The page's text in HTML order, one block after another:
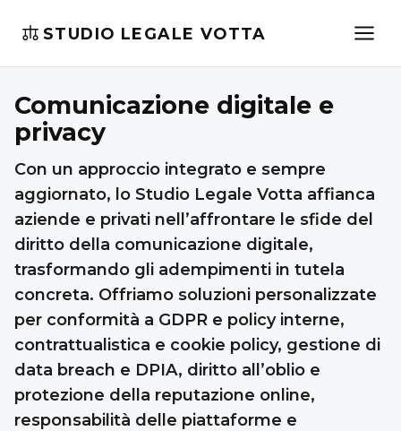
STUDIO LEGALE VOTTA
Comunicazione digitale e
privacy
Con un approccio integrato e sempre
aggiornato, lo Studio Legale Votta affianca
aziende e privati nell’affrontare le sfide del
diritto della comunicazione digitale,
trasformando gli adempimenti in tutela
concreta. Offriamo soluzioni personalizzate
per conformità a GDPR e policy interne,
contrattualistica e cookie policy, gestione di
data breach e DPIA, diritto all’oblio e
protezione della reputazione online,
responsabilità delle piattaforme e